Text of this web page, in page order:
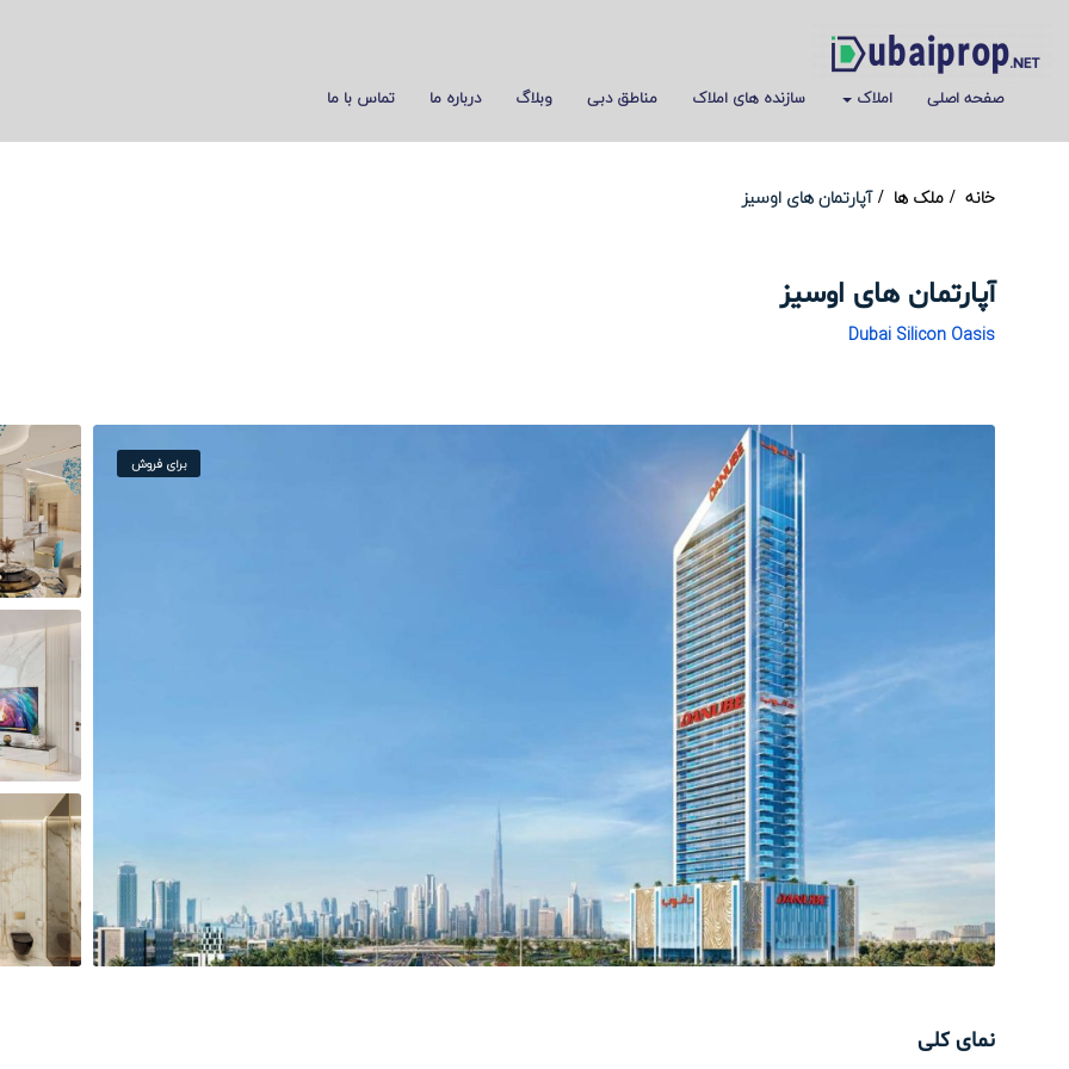
صفحه اصلی املاک سازنده های املاک مناطق دبی وبلاگ درباره ما تماس با ما
خانه ملک ها آپارتمان های اوسیز
آپارتمان های اوسیز
Dubai Silicon Oasis
برای فروش
نمای کلی